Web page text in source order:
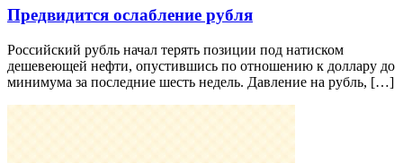
Предвидится ослабление рубля
Российский рубль начал терять позиции под натиском
дешевеющей нефти, опустившись по отношению к доллару до
минимума за последние шесть недель. Давление на рубль, […]